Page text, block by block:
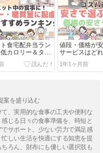
食宅配弁当ラン
カロリー＆タン
な弁当特集】
値段・価格が
サービスはど
ンキング】
1年1ヶ月前
案を盛り込む
、実用的な食事の工夫や便利な
じる日々の食事準備を、時短と
サポート。少ない労力で満足感
しい生活を快適にする知恵を提
ろん、財布にも優しい選択肢も